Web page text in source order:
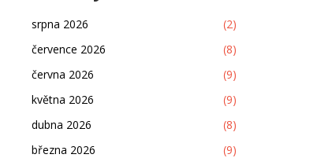
srpna 2026
(2)
července 2026
(8)
června 2026
(9)
května 2026
(9)
dubna 2026
(8)
března 2026
(9)